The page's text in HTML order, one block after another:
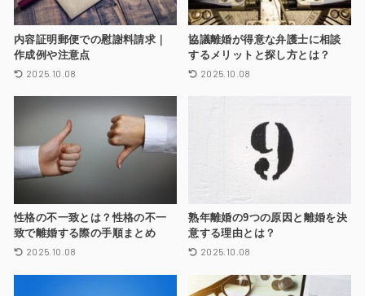
内容証明郵便での慰謝料請求｜
作成例や注意点
2025.10.08
協議離婚が得意な弁護士に相談
するメリットと探し方とは？
2025.10.08
性格の不一致とは？性格の不一
致で離婚する際の手順まとめ
2025.10.08
熟年離婚の9つの原因と離婚を決
意する理由とは？
2025.10.08